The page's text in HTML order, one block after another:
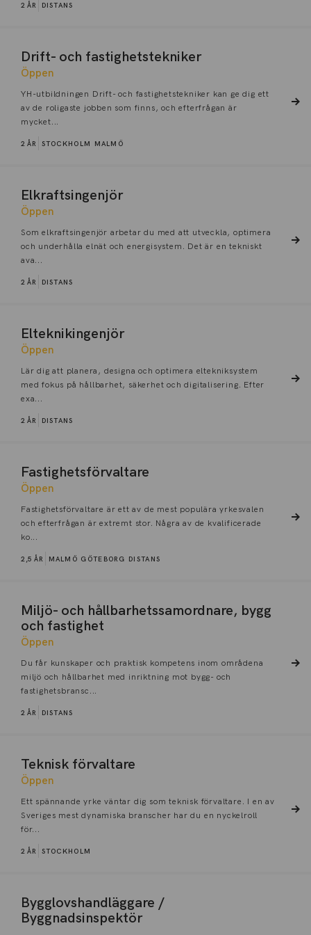
2 ÅR DISTANS
Drift- och fastighetstekniker
Öppen
YH-utbildningen Drift- och fastighetstekniker kan ge dig ett
av de roligaste jobben som finns, och efterfrågan är
mycket...
2 ÅR STOCKHOLM MALMÖ
Elkraftsingenjör
Öppen
Som elkraftsingenjör arbetar du med att utveckla, optimera
och underhålla elnät och energisystem. Det är en tekniskt
ava...
2 ÅR DISTANS
Elteknikingenjör
Öppen
Lär dig att planera, designa och optimera eltekniksystem
med fokus på hållbarhet, säkerhet och digitalisering. Efter
exa...
2 ÅR DISTANS
Fastighetsförvaltare
Öppen
Fastighetsförvaltare är ett av de mest populära yrkesvalen
och efterfrågan är extremt stor. Några av de kvalificerade
ko...
2,5 ÅR MALMÖ GÖTEBORG DISTANS
Miljö- och hållbarhetssamordnare, bygg
och fastighet
Öppen
Du får kunskaper och praktisk kompetens inom områdena
miljö och hållbarhet med inriktning mot bygg- och
fastighetsbransc...
2 ÅR DISTANS
Teknisk förvaltare
Öppen
Ett spännande yrke väntar dig som teknisk förvaltare. I en av
Sveriges mest dynamiska branscher har du en nyckelroll
för...
2 ÅR STOCKHOLM
Bygglovshandläggare /
Byggnadsinspektör